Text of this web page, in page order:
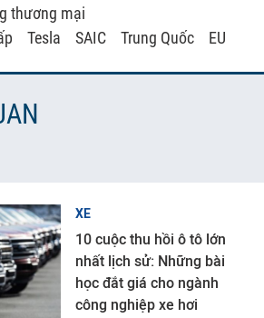
thương mại
Tesla SAIC Trung Quốc EU
XE
10 cuộc thu hồi ô tô lớn
nhất lịch sử: Những bài
học đắt giá cho ngành
công nghiệp xe hơi